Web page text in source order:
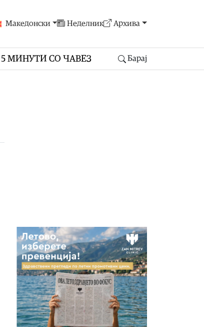
Македонски Неделник Архива
5 МИНУТИ СО ЧАВЕЗ Барај